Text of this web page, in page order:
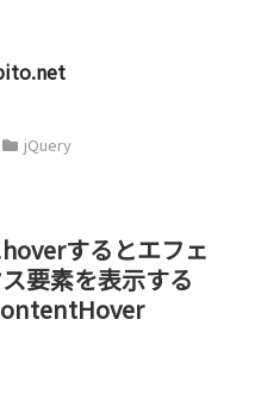
jQuery
するとエフェ
要素を表示する